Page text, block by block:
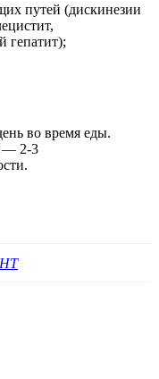
путей (дискинезии
гепатит);
во время еды.
— 2-3